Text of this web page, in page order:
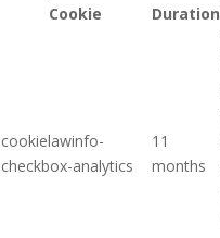
Cookie
Duration
cookielawinfo-
checkbox-analytics
11
months